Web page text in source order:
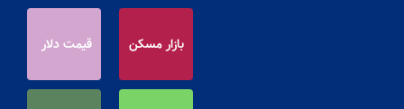
بازار مسکن قیمت دلار